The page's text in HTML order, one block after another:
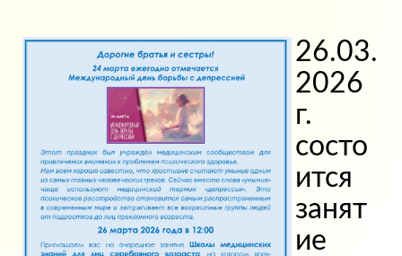
26.03.
2026
г.
состо
ится
занят
ие